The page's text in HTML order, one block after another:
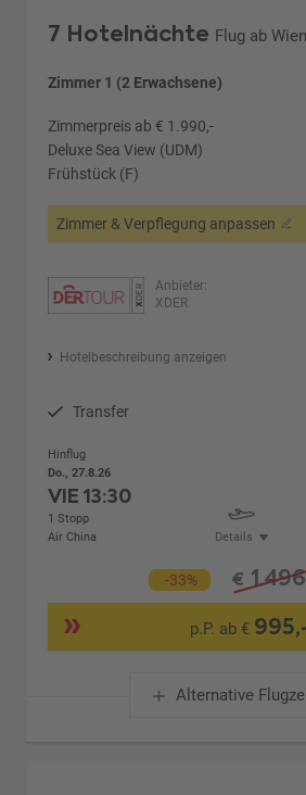
7 Hotelnächte Flug ab
Zimmer 1 (2 Erwachsene)
Zimmerpreis ab € 1.990,-
Deluxe Sea View (UDM)
Frühstück (F)
Zimmer & Verpflegung anpassen
Anbieter:
XDER
Hotelbeschreibung anzeigen
Transfer
Hinflug
Do., 27.8.26
VIE13:30
1 Stopp
Air China
Details
-33% €
p.P. ab €
Alternative